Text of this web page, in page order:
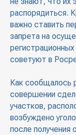
распорядиться.
важно ставить
запрета на
советуют в
Как сообщалось
совершении
участков,
возбуждено
после